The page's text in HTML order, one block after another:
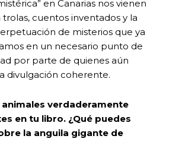
en Canarias nos vienen
cuentos inventados y la
de misterios que ya
en un necesario punto de
por parte de quienes aún
divulgación coherente.
animales verdaderamente
en tu libro. ¿Qué puedes
la anguila gigante de